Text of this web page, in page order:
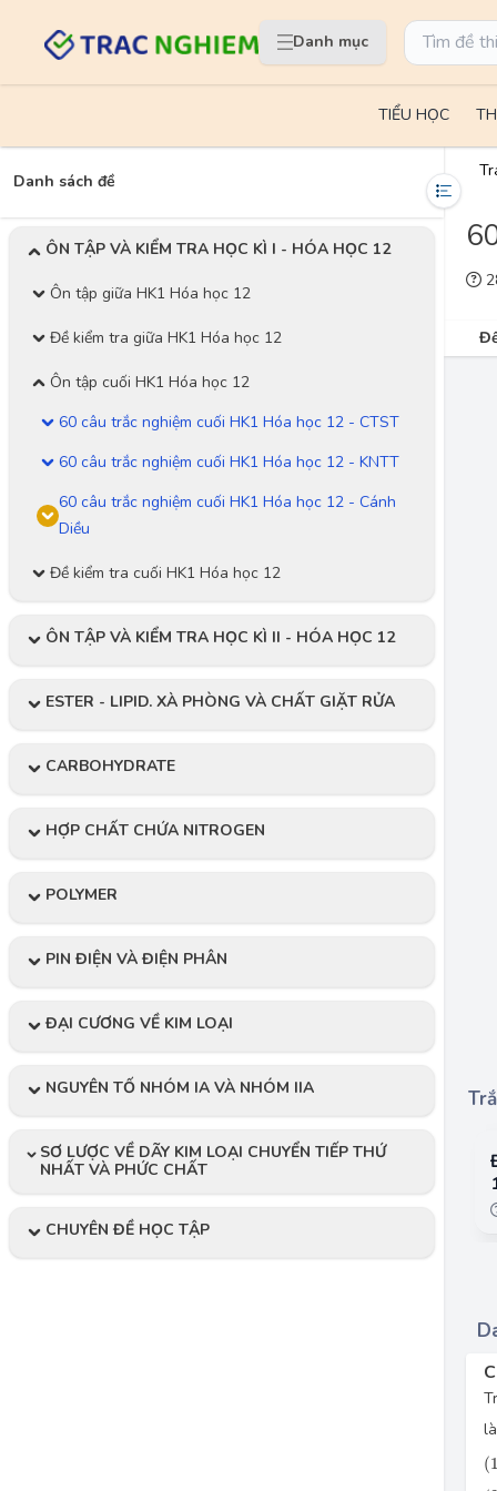
Danh mục
TIỂU HỌC
Danh sách đề
ÔN TẬP VÀ KIỂM TRA HỌC KÌ I - HÓA HỌC 12
Ôn tập giữa HK1 Hóa học 12
Đề kiểm tra giữa HK1 Hóa học 12
Ôn tập cuối HK1 Hóa học 12
60 câu trắc nghiệm cuối HK1 Hóa học 12 - CTST
60 câu trắc nghiệm cuối HK1 Hóa học 12 - KNTT
60 câu trắc nghiệm cuối HK1 Hóa học 12 - Cánh
Diều
Đề kiểm tra cuối HK1 Hóa học 12
ÔN TẬP VÀ KIỂM TRA HỌC KÌ II - HÓA HỌC 12
ESTER - LIPID. XÀ PHÒNG VÀ CHẤT GIẶT RỬA
CARBOHYDRATE
HỢP CHẤT CHỨA NITROGEN
POLYMER
PIN ĐIỆN VÀ ĐIỆN PHÂN
ĐẠI CƯƠNG VỀ KIM LOẠI
NGUYÊN TỐ NHÓM IA VÀ NHÓM IIA
SƠ LƯỢC VỀ DÃY KIM LOẠI CHUYỂN TIẾP THỨ
NHẤT VÀ PHỨC CHẤT
CHUYÊN ĐỀ HỌC TẬP
(